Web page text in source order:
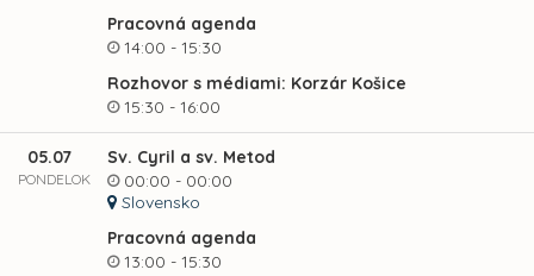
Pracovná agenda
14:00 - 15:30
Rozhovor s médiami: Korzár Košice
15:30 - 16:00
05.07
PONDELOK
Sv. Cyril a sv. Metod
00:00 - 00:00
Slovensko
Pracovná agenda
13:00 - 15:30